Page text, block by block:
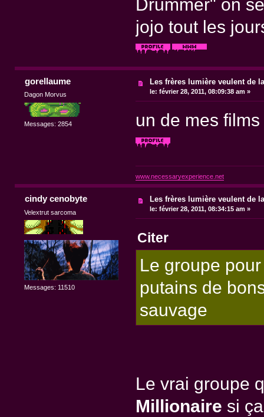
Drummer" on
jojo tout les
gorellaume
Dagon Morvus
Messages: 2854
Les frères lumière veulent de
le: février 28, 2011, 08:09:38 am »
un de mes
www.necessaryexperience.net
cindy cenobyte
Velextrut sarcoma
Messages: 11510
Les frères lumière veulent de
le: février 28, 2011, 08:34:15 am »
Citer
Le groupe
putains de
sauvage
Le vrai groupe
Millionaire si